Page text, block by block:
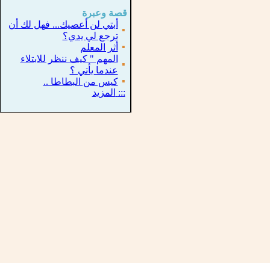
قصة وعبرة
▪
أبتي لن أعصيك... فهل لك أن
ترجع لي يدي؟
▪ أثر المعلم
▪
المهم " كيف ننظر للابتلاء
عندما يأتي ؟
▪ كيس من البطاطا ..
::: المزيد